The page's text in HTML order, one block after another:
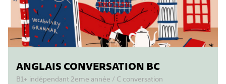
ANGLAIS CONVERSATION BC
B1+ indépendant 2eme année / C conversation